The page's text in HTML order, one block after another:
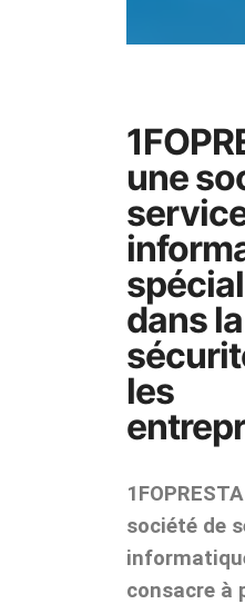
une
dans la
les
société de
consacre à